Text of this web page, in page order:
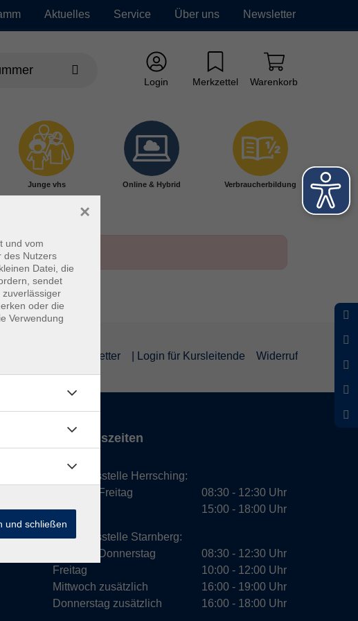
Aktuelles Service Über uns Newsletter
Login Merkzettel Warenkorb
Junge vhs Online & Hybrid Verbraucherbildung
Newsletter | Login für Kursleitende Widerruf
Öffnungszeiten
Geschäftsstelle Herrsching:
Montag - Freitag
Dienstag
08:30 - 12:30 Uhr
15:00 - 18:00 Uhr
Geschäftsstelle Starnberg:
Montag - Donnerstag
Freitag
Mittwoch zusätzlich
Donnerstag zusätzlich
08:30 - 12:30 Uhr
10:00 - 12:00 Uhr
16:00 - 19:00 Uhr
16:00 - 18:00 Uhr
und vom
des Nutzers
Datei, die
sendet
oder die
Verwendung
×
und schließen